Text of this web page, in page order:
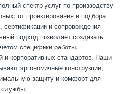
спектр услуг по производству
от проектирования и подбора
сертификации и сопровождения
подход позволяет создавать
специфики работы,
и корпоративных стандартов. Наши
эргономичные конструкции,
защиту и комфорт для
службы.